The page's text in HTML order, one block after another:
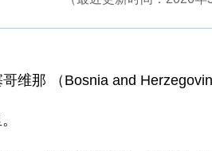
哥维那 （Bosnia and